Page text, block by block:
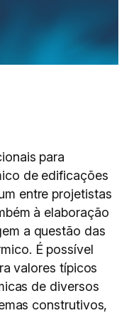
para
de edificações
entre projetistas
à elaboração
a questão das
É possível
valores típicos
de diversos
construtivos,